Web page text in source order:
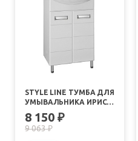
STYLE LINE ТУМБА ДЛЯ
УМЫВАЛЬНИКА ИРИС
55
8 150 ₽
9 063₽